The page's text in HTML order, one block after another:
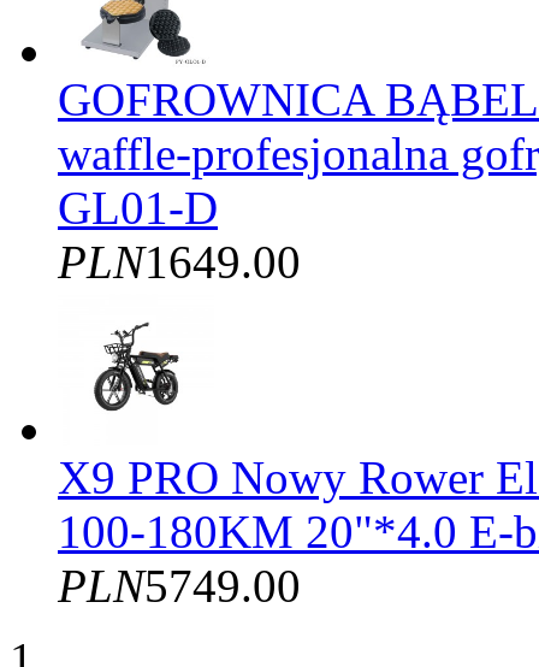
GOFROWNICA
waffle-profesjonalna
GL01-D
PLN1649.00
X9 PRO Nowy Rower
100-180KM 20"*4.0 E-
PLN5749.00